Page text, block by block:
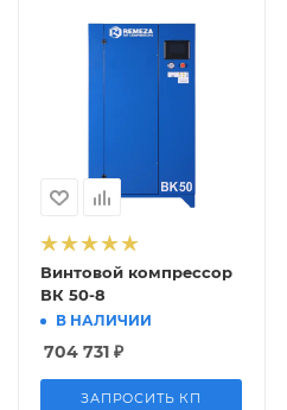
Винтовой компрессор
ВК 50-8
В НАЛИЧИИ
704 731 ₽
ЗАПРОСИТЬ КП